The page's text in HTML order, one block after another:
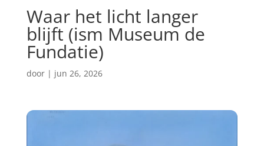
Waar het licht langer
blijft (ism Museum de
Fundatie)
door | jun 26, 2026